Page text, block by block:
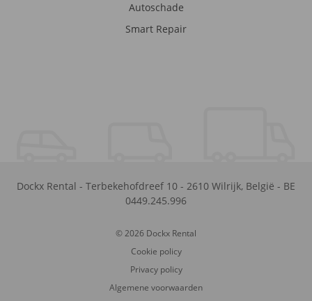
Autoschade
Smart Repair
Dockx Rental - Terbekehofdreef 10 - 2610 Wilrijk, België - BE
0449.245.996
© 2026 Dockx Rental
Cookie policy
Privacy policy
Algemene voorwaarden